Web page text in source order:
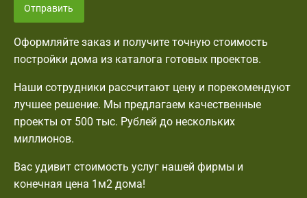
Отправить
Оформляйте заказ и получите точную стоимость
постройки дома из каталога готовых проектов.
Наши сотрудники рассчитают цену и порекомендуют
лучшее решение. Мы предлагаем качественные
проекты от 500 тыс. Рублей до нескольких
миллионов.
Вас удивит стоимость услуг нашей фирмы и
конечная цена 1м2 дома!